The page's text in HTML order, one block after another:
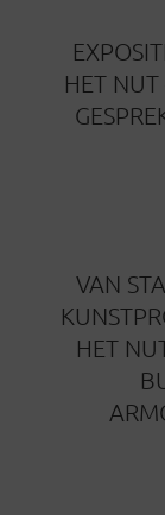
HET
VAN
HET